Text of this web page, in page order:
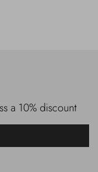
a 10% discount